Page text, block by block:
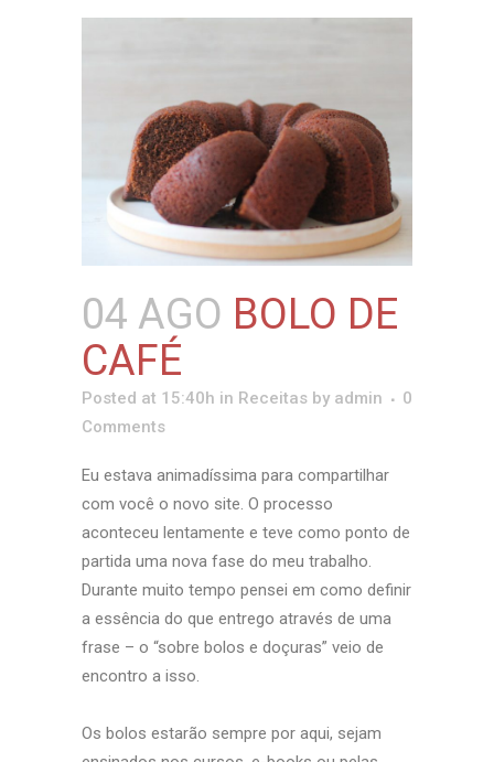
04 AGO BOLO DE
CAFÉ
Posted at 15:40h in Receitas by admin
0
Comments
Eu estava animadíssima para compartilhar
com você o novo site. O processo
aconteceu lentamente e teve como ponto de
partida uma nova fase do meu trabalho.
Durante muito tempo pensei em como definir
a essência do que entrego através de uma
frase – o “sobre bolos e doçuras” veio de
encontro a isso.
Os bolos estarão sempre por aqui, sejam